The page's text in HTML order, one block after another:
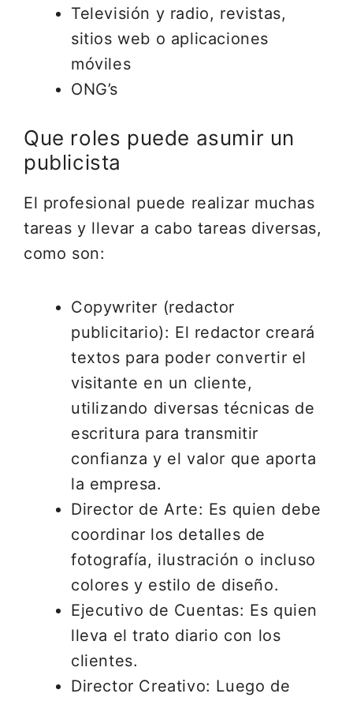
Televisión y radio, revistas,
sitios web o aplicaciones
móviles
ONG’s
Que roles puede asumir un
publicista
El profesional puede realizar muchas
tareas y llevar a cabo tareas diversas,
como son:
Copywriter (redactor
publicitario): El redactor creará
textos para poder convertir el
visitante en un cliente,
utilizando diversas técnicas de
escritura para transmitir
confianza y el valor que aporta
la empresa.
Director de Arte: Es quien debe
coordinar los detalles de
fotografía, ilustración o incluso
colores y estilo de diseño.
Ejecutivo de Cuentas: Es quien
lleva el trato diario con los
clientes.
Director Creativo: Luego de